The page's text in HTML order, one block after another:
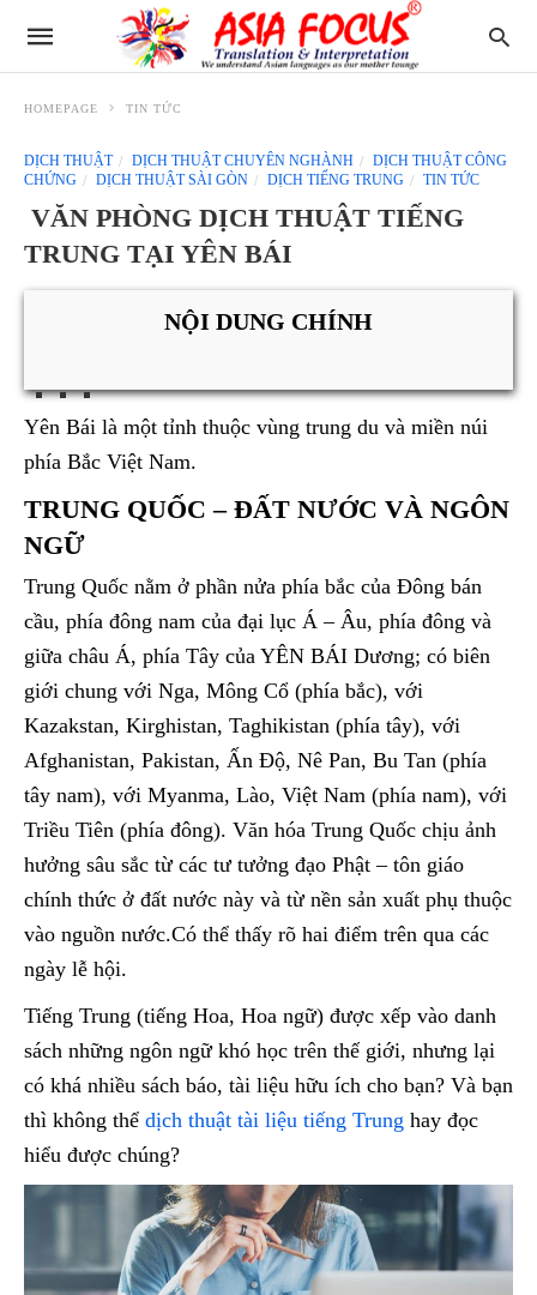
HOMEPAGE TIN TỨC
DỊCH THUẬT DỊCH THUẬT CHUYÊN NGHÀNH
DỊCH THUẬT CÔNG
CHỨNG
DỊCH THUẬT SÀI GÒN DỊCH TIẾNG TRUNG TIN TỨC
VĂN PHÒNG DỊCH THUẬT TIẾNG
TRUNG TẠI YÊN BÁI
NỘI DUNG CHÍNH
Yên Bái là một tỉnh thuộc vùng trung du và miền núi
phía Bắc Việt Nam.
TRUNG QUỐC – ĐẤT NƯỚC VÀ NGÔN
NGỮ
Trung Quốc nằm ở phần nửa phía bắc của Đông bán
cầu, phía đông nam của đại lục Á – Âu, phía đông và
giữa châu Á, phía Tây của YÊN BÁI Dương; có biên
giới chung với Nga, Mông Cổ (phía bắc), với
Kazakstan, Kirghistan, Taghikistan (phía tây), với
Afghanistan, Pakistan, Ấn Độ, Nê Pan, Bu Tan (phía
tây nam), với Myanma, Lào, Việt Nam (phía nam), với
Triều Tiên (phía đông). Văn hóa Trung Quốc chịu ảnh
hưởng sâu sắc từ các tư tưởng đạo Phật – tôn giáo
chính thức ở đất nước này và từ nền sản xuất phụ thuộc
vào nguồn nước.Có thể thấy rõ hai điểm trên qua các
ngày lễ hội.
Tiếng Trung (tiếng Hoa, Hoa ngữ) được xếp vào danh
sách những ngôn ngữ khó học trên thế giới, nhưng lại
có khá nhiều sách báo, tài liệu hữu ích cho bạn? Và bạn
thì không thể dịch thuật tài liệu tiếng Trung hay đọc
hiểu được chúng?